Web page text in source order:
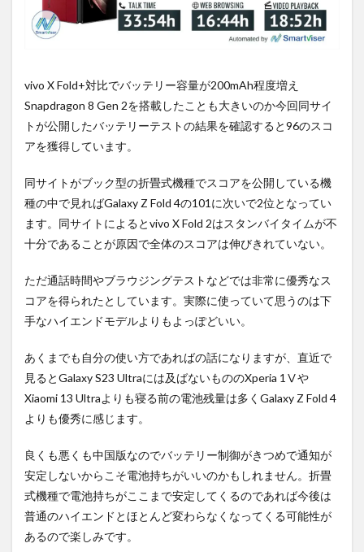
料不
要の
オン
ョッ
おす
す
め！
vivo X Fold+対比でバッテリー容量が200mAh程度増え
Snapdragon 8 Gen 2を搭載したことも大きいのか今回同サイ
トが公開したバッテリーテストの結果を確認すると96のスコ
アを獲得しています。
同サイトがブック型の折畳式機種でスコアを公開している機
種の中で見ればGalaxy Z Fold 4の101に次いで2位となってい
ます。同サイトによるとvivo X Fold 2はスタンバイタイムが不
十分であることが原因で全体のスコアは伸びきれていない。
ただ通話時間やブラウジングテストなどでは非常に優秀なス
コアを得られたとしています。実際に使っていて思うのは下
手なハイエンドモデルよりもよっぽどいい。
あくまでも自分の使い方であればの話になりますが、直近で
見るとGalaxy S23 Ultraには及ばないもののXperia 1Ⅴや
Xiaomi 13 Ultraよりも寝る前の電池残量は多くGalaxy Z Fold 4
よりも優秀に感じます。
良くも悪くも中国版なのでバッテリー制御がきつめで通知が
安定しないからこそ電池持ちがいいのかもしれません。折畳
式機種で電池持ちがここまで安定してくるのであれば今後は
普通のハイエンドとほとんど変わらなくなってくる可能性が
あるので楽しみです。